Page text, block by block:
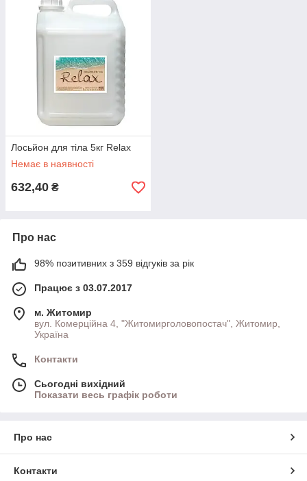
Лосьйон для тіла 5кг Relax
Немає в наявності
632,40 ₴
Про нас
98% позитивних з 359 відгуків за рік
Працює з 03.07.2017
м. Житомир
вул. Комерційна 4, "Житомирголовопостач", Житомир,
Україна
Контакти
Сьогодні вихідний
Показати весь графік роботи
Про нас
Контакти